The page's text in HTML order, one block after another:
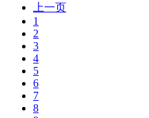
上一页
1
2
3
4
5
6
7
8